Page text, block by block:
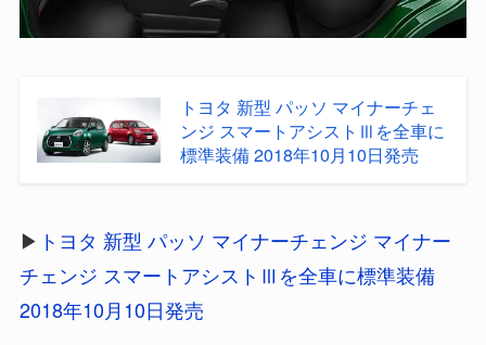
トヨタ 新型 パッソ マイナーチェ
ンジ スマートアシストⅢを全車に
標準装備 2018年10月10日発売
▶ トヨタ 新型 パッソ マイナーチェンジ マイナー
チェンジ スマートアシストⅢを全車に標準装備
2018年10月10日発売